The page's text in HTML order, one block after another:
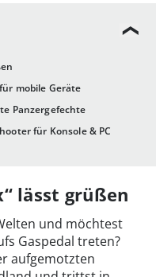
mobile Geräte
Panzergefechte
für Konsole & PC
lässt grüßen
und möchtest
Gaspedal treten?
aufgemotzten